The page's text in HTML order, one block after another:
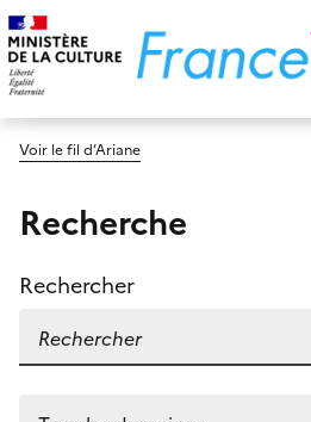
Voir le fil d’Ariane
Recherche
Rechercher